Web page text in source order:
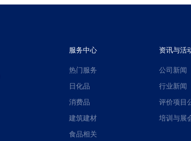
服务中心
热门服务
日化品
消费品
建筑建材
食品相关
资讯与活
公司新闻
行业新闻
评价项目
培训与展